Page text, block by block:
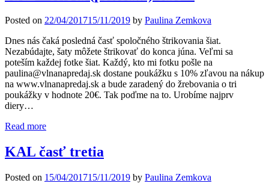
Posted on 22/04/201715/11/2019 by Paulina Zemkova
Dnes nás čaká posledná časť spoločného štrikovania šiat.
Nezabúdajte, šaty môžete štrikovať do konca júna. Veľmi sa
poteším každej fotke šiat. Každý, kto mi fotku pošle na
paulina@vlnanapredaj.sk dostane poukážku s 10% zľavou na nákup
na www.vlnanapredaj.sk a bude zaradený do žrebovania o tri
poukážky v hodnote 20€. Tak poďme na to. Urobíme najprv
diery…
Read more
KAL časť tretia
Posted on 15/04/201715/11/2019 by Paulina Zemkova